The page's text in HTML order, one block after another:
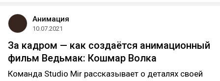
Анимация
10.07.2021
За кадром — как создаётся анимационный
фильм Ведьмак: Кошмар Волка
Команда Studio Mir рассказывает о деталях своей